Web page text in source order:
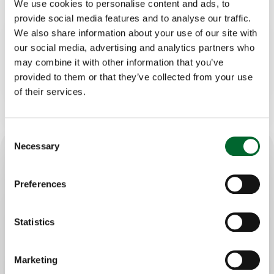
We use cookies to personalise content and ads, to
provide social media features and to analyse our traffic.
We also share information about your use of our site with
our social media, advertising and analytics partners who
may combine it with other information that you’ve
provided to them or that they’ve collected from your use
of their services.
Selection
Necessary
Preferences
Statistics
Marketing
Portfolio Manager
Kontakt Bas
den Eiersammelprozess mit präzisen
Verbesserte Produktivität: Treffen Sie